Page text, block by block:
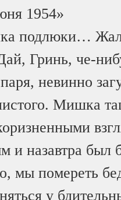
1954»
подлюки…
Гринь, че-
невинно
Мишка
и назавтра был
мы помереть
у